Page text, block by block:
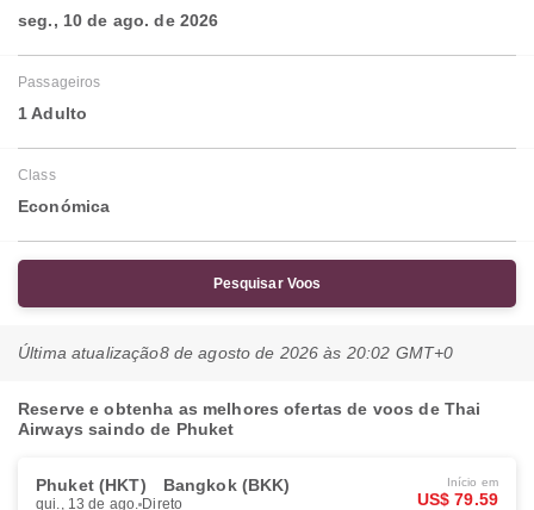
seg., 10 de ago. de 2026
Passageiros
1 Adulto
Class
Económica
Pesquisar Voos
Última atualização8 de agosto de 2026 às 20:02 GMT+0
Reserve e obtenha as melhores ofertas de voos de Thai
Airways saindo de Phuket
Phuket (HKT) Bangkok (BKK)
qui., 13 de ago. Direto
Início em
US$ 79.59